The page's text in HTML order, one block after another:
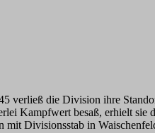
verließ die Division ihre
Kampfwert besaß, erhielt sie
mit Divisionsstab in